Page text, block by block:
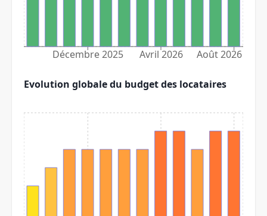
Décembre 2025 Avril 2026 Août 2026
Evolution globale du budget des locataires